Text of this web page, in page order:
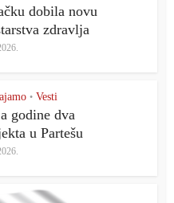
dobila novu
zdravlja
• Vesti
godine dva
u Partešu